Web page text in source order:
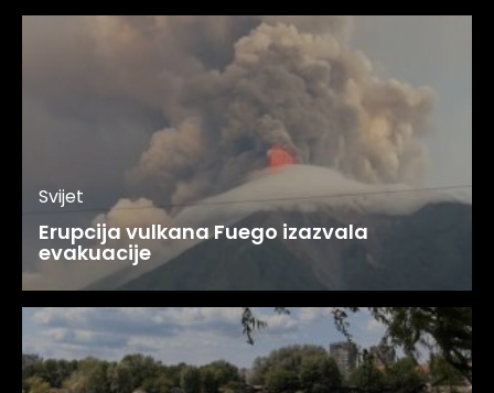
Svijet
Erupcija vulkana Fuego izazvala
evakuacije